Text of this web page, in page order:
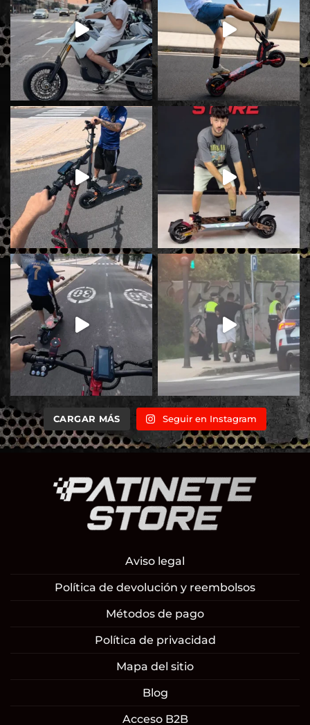
CARGAR MÁS Seguir en Instagram
Aviso legal
Política de devolución y reembolsos
Métodos de pago
Política de privacidad
Mapa del sitio
Blog
Acceso B2B